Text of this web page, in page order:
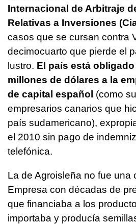
Internacional de Arbitraje
Relativas a Inversiones
casos que se cursan contra
decimocuarto que pierde el
lustro. El país está obligado
millones de dólares a la
de capital español (como
empresarios canarios que
país sudamericano),
el 2010 sin pago de
telefónica.
La de Agroisleña no fue una
Empresa con décadas de
que financiaba a los
importaba y producía